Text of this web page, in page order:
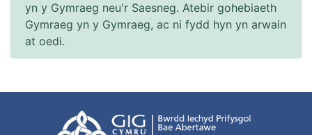
yn y Gymraeg neu'r Saesneg. Atebir gohebiaeth
Gymraeg yn y Gymraeg, ac ni fydd hyn yn arwain
at oedi.